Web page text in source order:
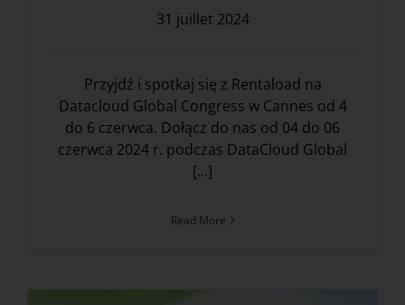
31 juillet 2024
Przyjdź i spotkaj się z Rentaload na
Datacloud Global Congress w Cannes od 4
do 6 czerwca. Dołącz do nas od 04 do 06
czerwca 2024 r. podczas DataCloud Global
[...]
Read More